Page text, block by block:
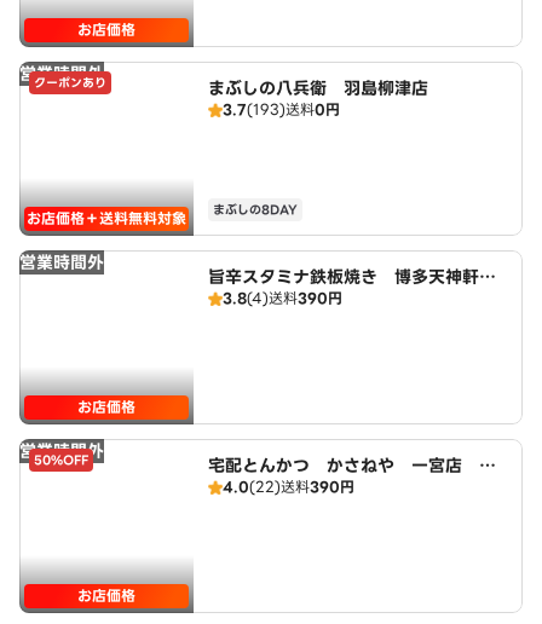
お店価格
営業時間外
クーポンあり
お店価格＋送料無料対象
まぶしの八兵衛 羽島柳津店
3.7(193)送料0円
まぶしの8DAY
営業時間外
お店価格
旨辛スタミナ鉄板焼き 博多天神軒
一宮店 広域店
3.8(4)送料390円
営業時間外
50%OFF
お店価格
宅配とんかつ かさねや 一宮店 広
域店
4.0(22)送料390円